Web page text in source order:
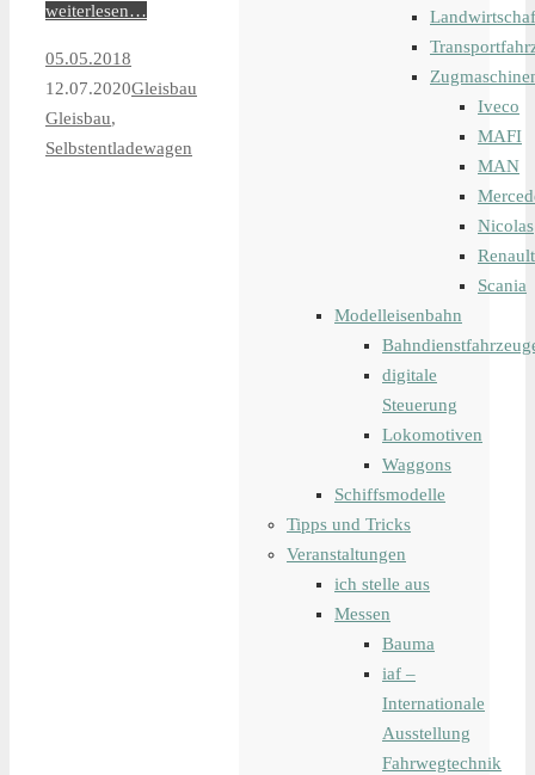
weiterlesen…
05.05.2018
12.07.2020Gleisbau
Gleisbau,
Selbstentladewagen
Iveco
MAFI
MAN
Nicolas
Renault
Scania
Modelleisenbahn
digitale
Steuerung
Lokomotiven
Waggons
Schiffsmodelle
Tipps und Tricks
Veranstaltungen
ich stelle aus
Messen
Bauma
iaf –
Internationale
Ausstellung
Fahrwegtechnik